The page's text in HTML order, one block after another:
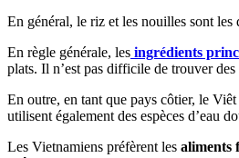
En général, le riz et les nouilles sont
En règle générale, les ingrédients
plats. Il n’est pas difficile de trouver
En outre, en tant que pays côtier, le
utilisent également des espèces d’eau
Les Vietnamiens préfèrent les aliments